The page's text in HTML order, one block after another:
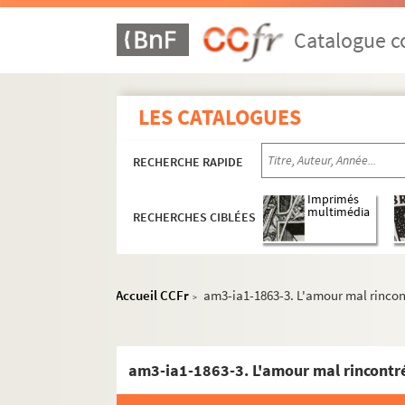
Catalogue
LES CATALOGUES
RECHERCHE RAPIDE
RECHERCHES CIBLÉES
Imprimés
multimédia
Accueil CCFr > am3-ia1-1863-3. L'amour mal
am3-ia1-1863-3. L'amour mal